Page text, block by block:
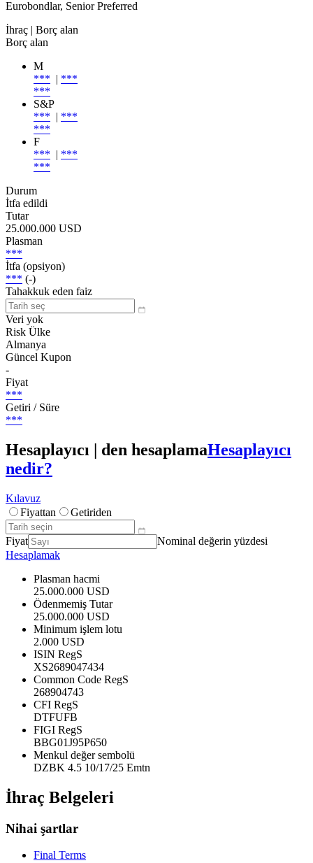
Eurobondlar, Senior Preferred
İhraç | Borç alan
Borç alan
M
*** | ***
***
S&P
*** | ***
***
F
*** | ***
***
Durum
İtfa edildi
Tutar
25.000.000 USD
Plasman
***
İtfa (opsiyon)
*** (-)
Tahakkuk eden faiz
Veri yok
Risk Ülke
Almanya
Güncel Kupon
-
Fiyat
***
Getiri / Süre
***
Hesaplayıcı | den hesaplamaHesaplayıcı
nedir?
Kılavuz
Fiyattan
Getiriden
Fiyat
Nominal değerin yüzdesi
Hesaplamak
Plasman hacmi
25.000.000 USD
Ödenmemiş Tutar
25.000.000 USD
Minimum işlem lotu
2.000 USD
ISIN RegS
XS2689047434
Common Code RegS
268904743
CFI RegS
DTFUFB
FIGI RegS
BBG01J95P650
Menkul değer sembolü
DZBK 4.5 10/17/25 Emtn
İhraç Belgeleri
Nihai şartlar
Final Terms